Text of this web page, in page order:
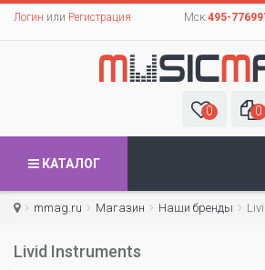
Логин или Регистрация Мск:495-
0 0
КАТАЛОГ
mmag.ru Магазин Наши бренды
Livid Instruments